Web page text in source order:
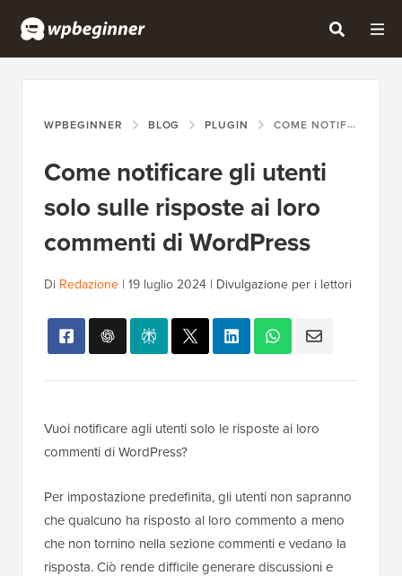
WPBEGINNER BLOG PLUGIN COME NOTIFICARE GLI UTENTI SOLO SULLE RISPOSTE AI LORO COMMENTI DI WORDPRESS
Come notificare gli utenti
solo sulle risposte ai loro
commenti di WordPress
Di Redazione | 19 luglio 2024 | Divulgazione per i lettori
Vuoi notificare agli utenti solo le risposte ai loro
commenti di WordPress?
Per impostazione predefinita, gli utenti non sapranno
che qualcuno ha risposto al loro commento a meno
che non tornino nella sezione commenti e vedano la
risposta. Ciò rende difficile generare discussioni e